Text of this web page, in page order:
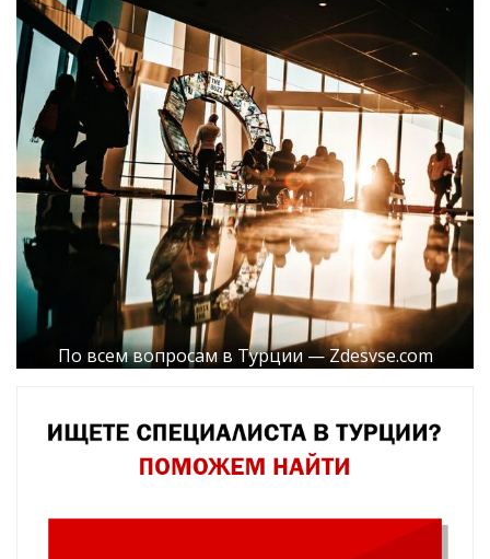
По всем вопросам в Турции — Zdesvse.com